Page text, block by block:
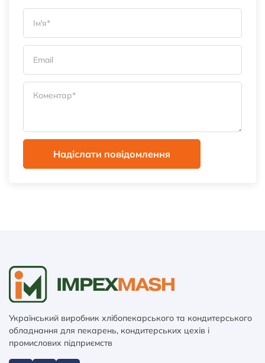
Надіслати повідомлення
Український виробник хлібопекарського та кондитерського
обладнання для пекарень, кондитерських цехів і
промислових підприємств